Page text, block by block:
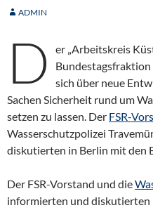
ADMIN
D
er „Arbeitskreis
Bundestagsfraktion
sich über neue
Sachen Sicherheit rund um
setzen zu lassen. Der FSR-
Wasserschutzpolizei
diskutierten in Berlin mit den
Der FSR-Vorstand und die
informierten und diskutierten